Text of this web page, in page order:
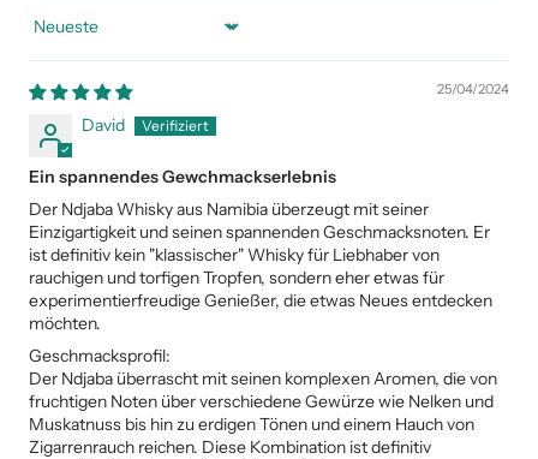
Sort by
25/04/2024
David
Ein spannendes Gewchmackserlebnis
Der Ndjaba Whisky aus Namibia überzeugt mit seiner
Einzigartigkeit und seinen spannenden Geschmacksnoten. Er
ist definitiv kein "klassischer" Whisky für Liebhaber von
rauchigen und torfigen Tropfen, sondern eher etwas für
experimentierfreudige Genießer, die etwas Neues entdecken
möchten.
Geschmacksprofil:
Der Ndjaba überrascht mit seinen komplexen Aromen, die von
fruchtigen Noten über verschiedene Gewürze wie Nelken und
Muskatnuss bis hin zu erdigen Tönen und einem Hauch von
Zigarrenrauch reichen. Diese Kombination ist definitiv